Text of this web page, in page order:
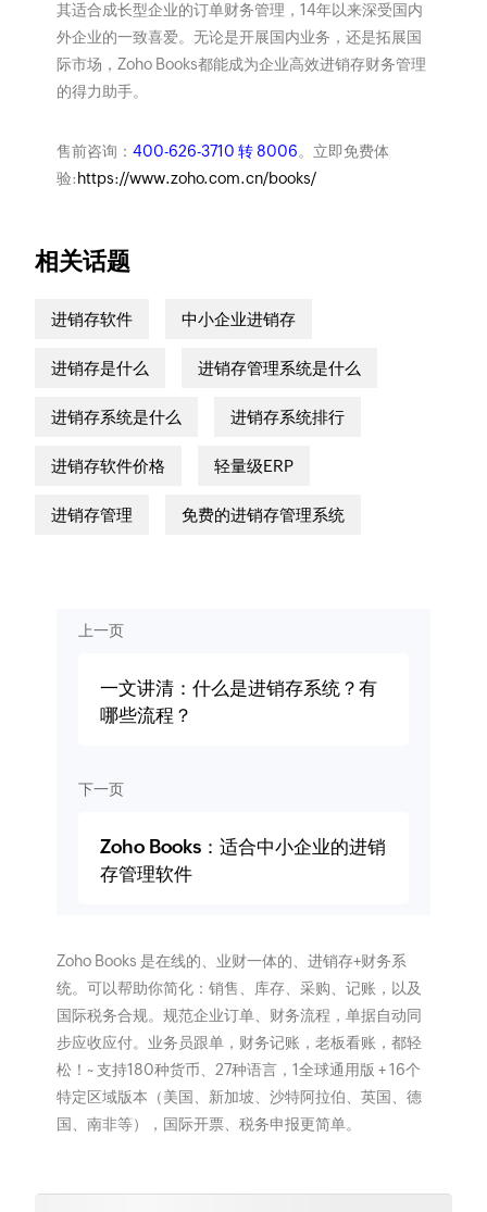
其适合成长型企业的订单财务管理，14年以来深受国内
外企业的一致喜爱。无论是开展国内业务，还是拓展国
际市场，Zoho Books都能成为企业高效进销存财务管理
的得力助手。
售前咨询： 400-626-3710 转 8006。立即免费体
验: https://www.zoho.com.cn/books/
相关话题
进销存软件 中小企业进销存
进销存是什么 进销存管理系统是什么
进销存系统是什么 进销存系统排行
进销存软件价格 轻量级ERP
进销存管理 免费的进销存管理系统
上一页
一文讲清：什么是进销存系统？有
哪些流程？
下一页
Zoho Books：适合中小企业的进销
存管理软件
Zoho Books 是在线的、业财一体的、进销存+财务系
统。可以帮助你简化：销售、库存、采购、记账，以及
国际税务合规。规范企业订单、财务流程，单据自动同
步应收应付。业务员跟单，财务记账，老板看账，都轻
松！~ 支持180种货币、27种语言，1全球通用版 + 16个
特定区域版本（美国、新加坡、沙特阿拉伯、英国、德
国、南非等），国际开票、税务申报更简单。